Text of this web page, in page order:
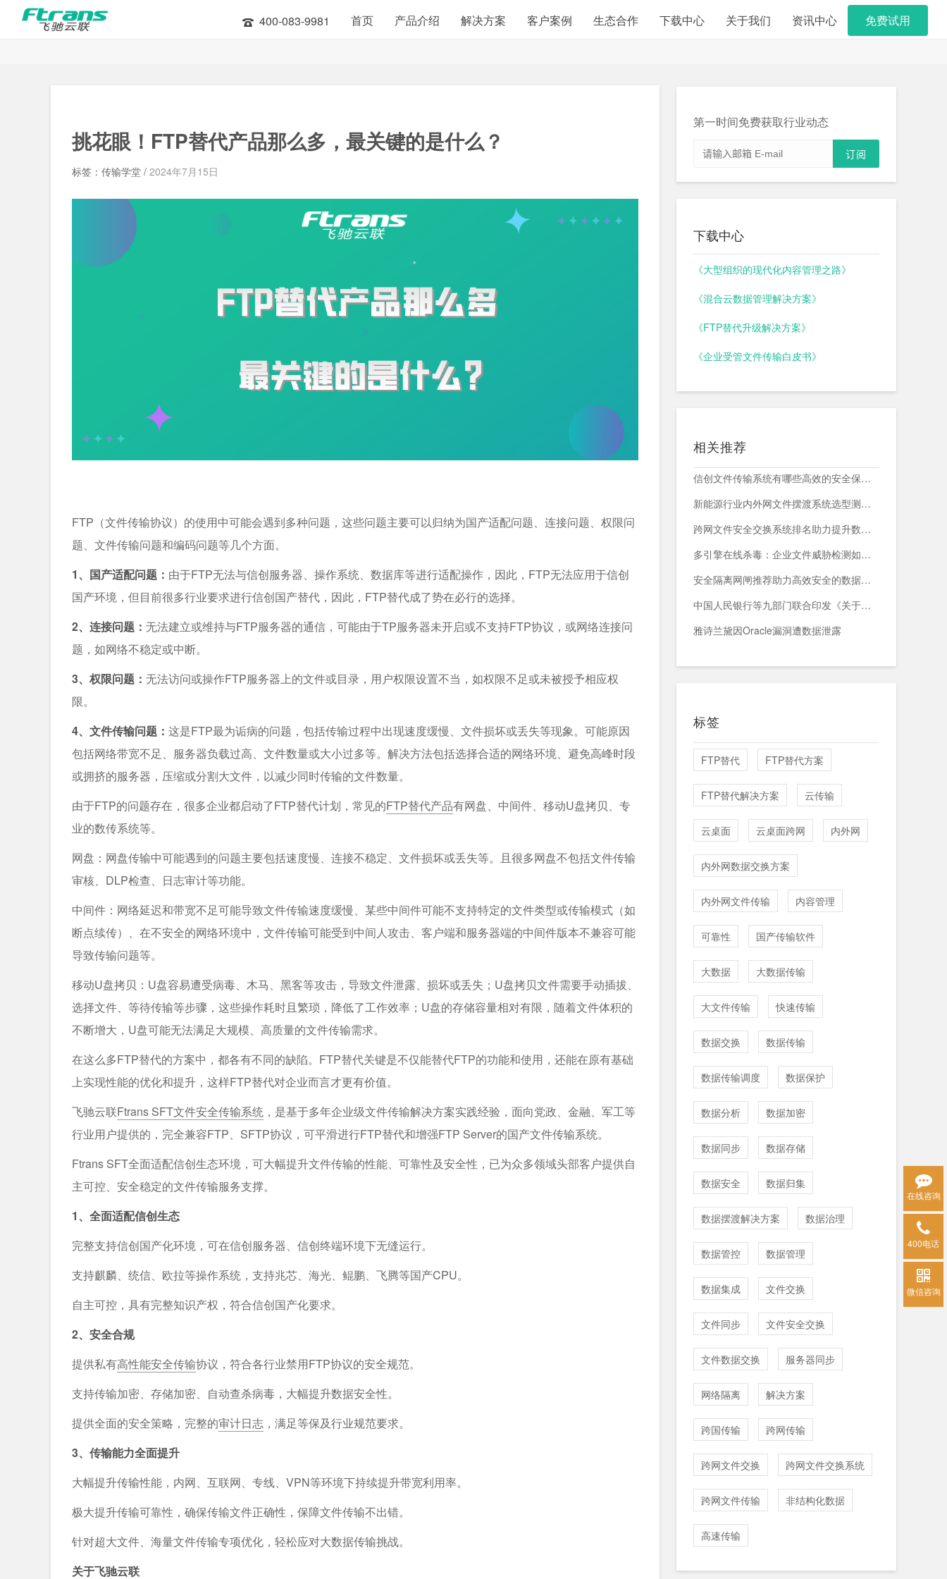
400-083-9981 首页 产品介绍 解决方案 客户案例 生态合作 下载中心 关于我们 资讯中心 免费试用
挑花眼！FTP替代产品那么多，最关键的是什么？
标签：传输学堂 / 2024年7月15日
FTP（文件传输协议）的使用中可能会遇到多种问题，这些问题主要可以归纳为国产适配问题、连接问题、权限问
题、文件传输问题和编码问题等几个方面。
1、国产适配问题： 由于FTP无法与信创服务器、操作系统、数据库等进行适配操作，因此，FTP无法应用于信创
国产环境，但目前很多行业要求进行信创国产替代，因此，FTP替代成了势在必行的选择。
2、连接问题： 无法建立或维持与FTP服务器的通信，可能由于TP服务器未开启或不支持FTP协议，或网络连接问
题，如网络不稳定或中断。
3、权限问题： 无法访问或操作FTP服务器上的文件或目录，用户权限设置不当，如权限不足或未被授予相应权
限。
4、文件传输问题： 这是FTP最为诟病的问题，包括传输过程中出现速度缓慢、文件损坏或丢失等现象。可能原因
包括网络带宽不足、服务器负载过高、文件数量或大小过多等。解决方法包括选择合适的网络环境、避免高峰时段
或拥挤的服务器，压缩或分割大文件，以减少同时传输的文件数量。
由于FTP的问题存在，很多企业都启动了FTP替代计划，常见的FTP替代产品有网盘、中间件、移动U盘拷贝、专
业的数传系统等。
网盘：网盘传输中可能遇到的问题主要包括速度慢、连接不稳定、文件损坏或丢失等。且很多网盘不包括文件传输
审核、DLP检查、日志审计等功能。
中间件：网络延迟和带宽不足可能导致文件传输速度缓慢、某些中间件可能不支持特定的文件类型或传输模式（如
断点续传）、在不安全的网络环境中，文件传输可能受到中间人攻击、客户端和服务器端的中间件版本不兼容可能
导致传输问题等。
移动U盘拷贝：U盘容易遭受病毒、木马、黑客等攻击，导致文件泄露、损坏或丢失；U盘拷贝文件需要手动插拔、
选择文件、等待传输等步骤，这些操作耗时且繁琐，降低了工作效率；U盘的存储容量相对有限，随着文件体积的
不断增大，U盘可能无法满足大规模、高质量的文件传输需求。
在这么多FTP替代的方案中，都各有不同的缺陷。FTP替代关键是不仅能替代FTP的功能和使用，还能在原有基础
上实现性能的优化和提升，这样FTP替代对企业而言才更有价值。
飞驰云联Ftrans SFT文件安全传输系统 ，是基于多年企业级文件传输解决方案实践经验，面向党政、金融、军工等
行业用户提供的，完全兼容FTP、SFTP协议，可平滑进行FTP替代和增强FTP Server的国产文件传输系统。
Ftrans SFT全面适配信创生态环境，可大幅提升文件传输的性能、可靠性及安全性，已为众多领域头部客户提供自
主可控、安全稳定的文件传输服务支撑。
1、全面适配信创生态
完整支持信创国产化环境，可在信创服务器、信创终端环境下无缝运行。
支持麒麟、统信、欧拉等操作系统，支持兆芯、海光、鲲鹏、飞腾等国产CPU。
自主可控，具有完整知识产权，符合信创国产化要求。
2、安全合规
提供私有高性能安全传输协议，符合各行业禁用FTP协议的安全规范。
支持传输加密、存储加密、自动查杀病毒，大幅提升数据安全性。
提供全面的安全策略，完整的审计日志 ，满足等保及行业规范要求。
3、传输能力全面提升
大幅提升传输性能，内网、互联网、专线、VPN等环境下持续提升带宽利用率。
极大提升传输可靠性，确保传输文件正确性，保障文件传输不出错。
针对超大文件、海量文件传输专项优化，轻松应对大数据传输挑战。
关于飞驰云联
第一时间免费获取行业动态
下载中心
《大型组织的现代化内容管理之路》
《混合云数据管理解决方案》
《FTP替代升级解决方案》
《企业受管文件传输白皮书》
相关推荐
信创文件传输系统有哪些高效的安全保障措施？
新能源行业内外网文件摆渡系统选型测评，附头部企业跨网部署案例
跨网文件安全交换系统排名助力提升数据传输安全与效率
多引擎在线杀毒：企业文件威胁检测如何减少漏报与误报？
安全隔离网闸推荐助力高效安全的数据交换与网络防护
中国人民银行等九部门联合印发《关于加强科技金融领域数据开发利用的通知》
雅诗兰黛因Oracle漏洞遭数据泄露
标签
FTP替代 FTP替代方案
FTP替代解决方案 云传输
云桌面 云桌面跨网 内外网
内外网数据交换方案
内外网文件传输 内容管理
可靠性 国产传输软件
大数据 大数据传输
大文件传输 快速传输
数据交换 数据传输
数据传输调度 数据保护
数据分析 数据加密
数据同步 数据存储
数据安全 数据归集
数据摆渡解决方案 数据治理
数据管控 数据管理
数据集成 文件交换
文件同步 文件安全交换
文件数据交换 服务器同步
网络隔离 解决方案
跨国传输 跨网传输
跨网文件交换 跨网文件交换系统
跨网文件传输 非结构化数据
高速传输
在线咨询
400电话
微信咨询